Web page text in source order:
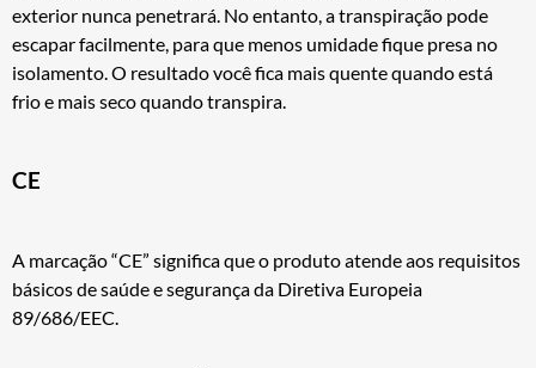
exterior nunca penetrará. No entanto, a transpiração pode
escapar facilmente, para que menos umidade fique presa no
isolamento. O resultado você fica mais quente quando está
frio e mais seco quando transpira.
CE
A marcação “CE” significa que o produto atende aos requisitos
básicos de saúde e segurança da Diretiva Europeia
89/686/EEC.